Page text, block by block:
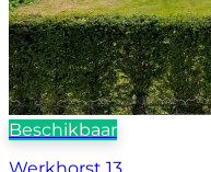
Beschikbaar